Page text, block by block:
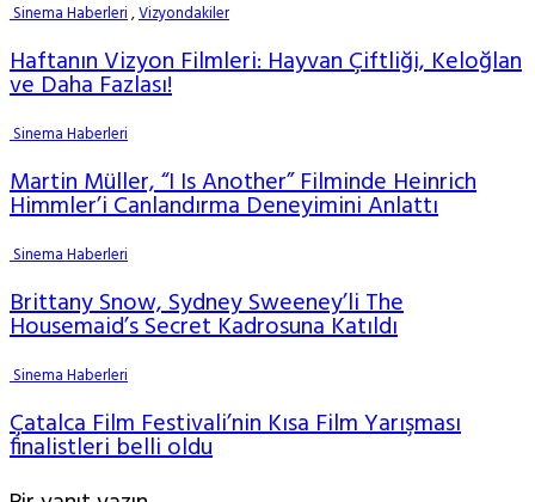
Sinema Haberleri,Vizyondakiler
Haftanın Vizyon Filmleri: Hayvan Çiftliği, Keloğlan
ve Daha Fazlası!
Sinema Haberleri
Martin Müller, “I Is Another” Filminde Heinrich
Himmler’i Canlandırma Deneyimini Anlattı
Sinema Haberleri
Brittany Snow, Sydney Sweeney’li The
Housemaid’s Secret Kadrosuna Katıldı
Sinema Haberleri
Çatalca Film Festivali’nin Kısa Film Yarışması
finalistleri belli oldu